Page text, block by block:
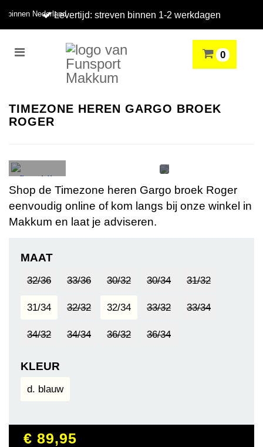
binnen Nederland.Levertijd: streven binnen 1-2 werkdagen
Toggle
0
Winkelwagen
Uw winkelwagen is leeg.
Vul hem met producten.
HERENMODE SNOWBOARDEN SKIËN
TIMEZONE HEREN GARGO BROEK
ROGER
Shop de Timezone heren Gargo broek Roger
eenvoudig online of kom langs bij onze winkel in
Makkum en laat je adviseren.
MAAT
32/36 33/36 30/32 30/34 31/32
31/34 32/32 32/34 33/32 33/34
34/32 34/34 36/32 36/34
KLEUR
d. blauw
€ 89,95